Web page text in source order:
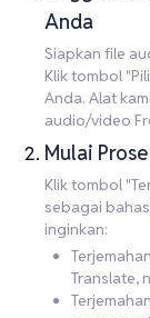
Anda
Siapkan file
Klik tombol
Anda. Alat
audio/video
Mulai
Klik tombol
sebagai
inginkan:
Translate,